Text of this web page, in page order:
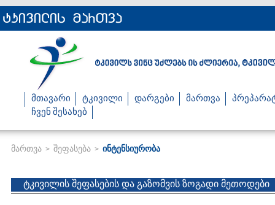
მთავარი ტკივილი დარგები მართვა
ჩვენ შესახებ
მართვა > შეფასება > ინტენსიურობა
ტკივილის შეფასების და გაზომვის ზოგადი მეთოდები